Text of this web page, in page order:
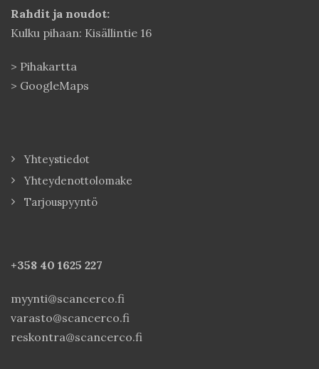
Rahdit ja noudot:
Kulku pihaan: Kisällintie 16
> Pihakartta
> GoogleMaps
Yhteystiedot
Yhteydenottolomake
Tarjouspyyntö
+358 40 1625 227
myynti@scancerco.fi
varasto@scancerco.fi
reskontra@scancerco.fi